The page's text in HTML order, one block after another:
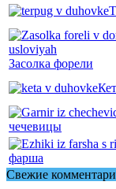
Засолка форели
чечевицы
фарша
Свежие